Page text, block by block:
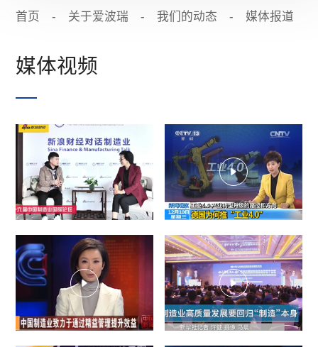
媒体视频
首页 - 关于爱波瑞 - 我们的动态 - 媒体报道